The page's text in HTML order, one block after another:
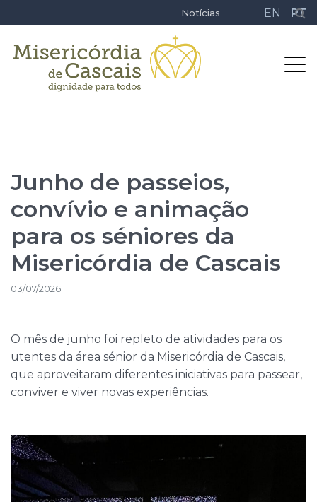
Notícias EN PT
Junho de passeios,
convívio e animação
para os séniores da
Misericórdia de Cascais
03/07/2026
O mês de junho foi repleto de atividades para os
utentes da área sénior da Misericórdia de Cascais,
que aproveitaram diferentes iniciativas para passear,
conviver e viver novas experiências.